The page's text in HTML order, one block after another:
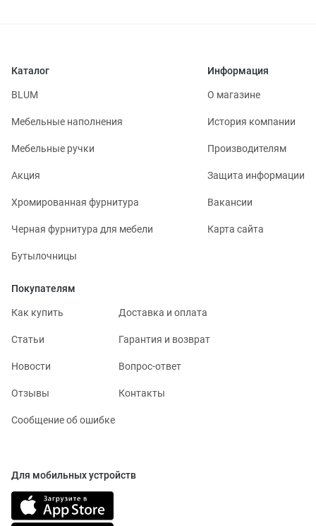
Каталог
BLUM
Мебельные наполнения
Мебельные ручки
Акция
Хромированная фурнитура
Черная фурнитура для мебели
Бутылочницы
Информация
О магазине
История компании
Производителям
Защита информации
Вакансии
Карта сайта
Покупателям
Как купить Доставка и оплата
Статьи Гарантия и возврат
Новости Вопрос-ответ
Отзывы Контакты
Сообщение об ошибке
Для мобильных устройств